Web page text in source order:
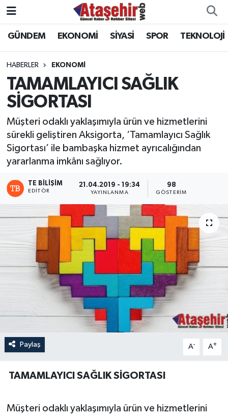
GÜNDEM EKONOMİ SİYASİ SPOR TEKNOLOJİ
HABERLER EKONOMİ
TAMAMLAYICI SAĞLIK
SİGORTASI
Müşteri odaklı yaklaşımıyla ürün ve hizmetlerini
sürekli geliştiren Aksigorta, ‘Tamamlayıcı Sağlık
Sigortası’ ile bambaşka hizmet ayrıcalığından
yararlanma imkânı sağlıyor.
TE BILIŞIM
EDITÖR
21.04.2019 - 19:34
YAYINLANMA
98
GÖSTERIM
Paylaş A- A+
TAMAMLAYICI SAĞLIK SİGORTASI
Müşteri odaklı yaklaşımıyla ürün ve hizmetlerini
Hava Durumu
Trafik Durumu
Süper Lig Puan Durumu ve Fikstür
Tüm Manşetler
Son Dakika Haberleri